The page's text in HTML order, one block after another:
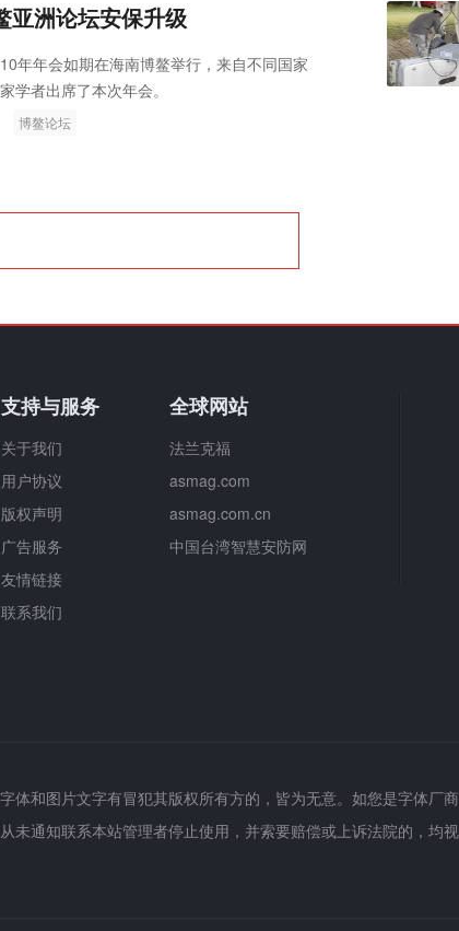
亚洲论坛安保升级
年年会如期在海南博鳌举行，来自不同国家
学者出席了本次年会。
博鳌论坛
支持与服务
关于我们
用户协议
版权声明
广告服务
友情链接
联系我们
全球网站
法兰克福
asmag.com
asmag.com.cn
中国台湾智慧安防网
和图片文字有冒犯其版权所有方的，皆为无意。如您是字体厂
通知联系本站管理者停止使用，并索要赔偿或上诉法院的，均